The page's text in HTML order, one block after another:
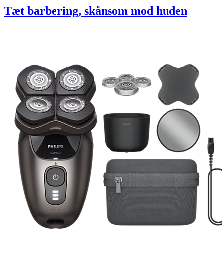
Tæt barbering, skånsom mod huden